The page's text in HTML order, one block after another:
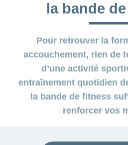
la bande
Pour retrouver la
accouchement, rien de
d’une activité
entraînement quotidien
la bande de fitness
renforcer vos